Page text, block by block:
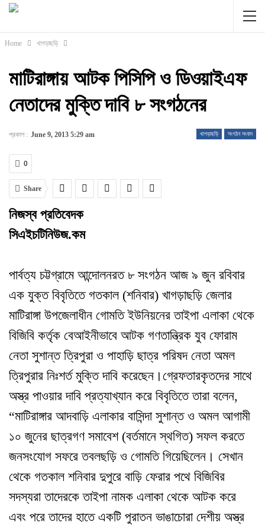
Home খাগড়াছড়ি
মাটিরাঙ্গায় আটক পিসিপি ও ডিওয়াইএফ
নেতাদের মুক্তি দাবি ৮ সংগঠনের
খাগড়াছড়ি সংগঠন সংবাদ
প্রকাশ : June 9, 2013 5:29 am
0
Share
নিজস্ব প্রতিবেদক
সিএইচটিনিউজ.কম
পার্বত্য চট্টগ্রামে আন্দোলনরত ৮ সংগঠন আজ ৯ জুন রবিবার
এক যুক্ত বিবৃতিতে গতকাল (শনিবার) খাগড়াছড়ি জেলার
মাটিরাঙ্গা উপজেলাধীন গোমতি ইউনিয়নের তাইপা এলাকা থেকে
বিজিবি কর্তৃক বেআইনীভাবে আটক গণতান্ত্রিক যুব ফোরাম
নেতা সুশান্ত ত্রিপুরা ও পাহাড়ি ছাত্র পরিষদ নেতা অমল
ত্রিপুরার নিঃশর্ত মুক্তি দাবি করেছেন। গ্রেফতারকৃতদের সাথে
অস্ত্র পাওয়ার দাবি প্রত্যাখ্যান করে বিবৃতিতে তারা বলেন,
“মাটিরাঙ্গার আদবাড়ি এলাকার বাসিন্দা সুশান্ত ও অমল আগামী
১০ জুনের ছাত্রগণ সমাবেশ (বর্তমানে স্থগিত) সফল করতে
জনসংযোগ সফরে তবলছড়ি ও গোমতি গিয়েছিলেন। সেখান
থেকে গতকাল শনিবার দুপুরে বাড়ি ফেরার পথে বিজিবির
সদস্যরা তাদেরকে তাইপা নামক এলাকা থেকে আটক করে
এবং পরে তাদের হাতে একটি পুরাতন ভাঙাচোরা দেশীয় অস্ত্র